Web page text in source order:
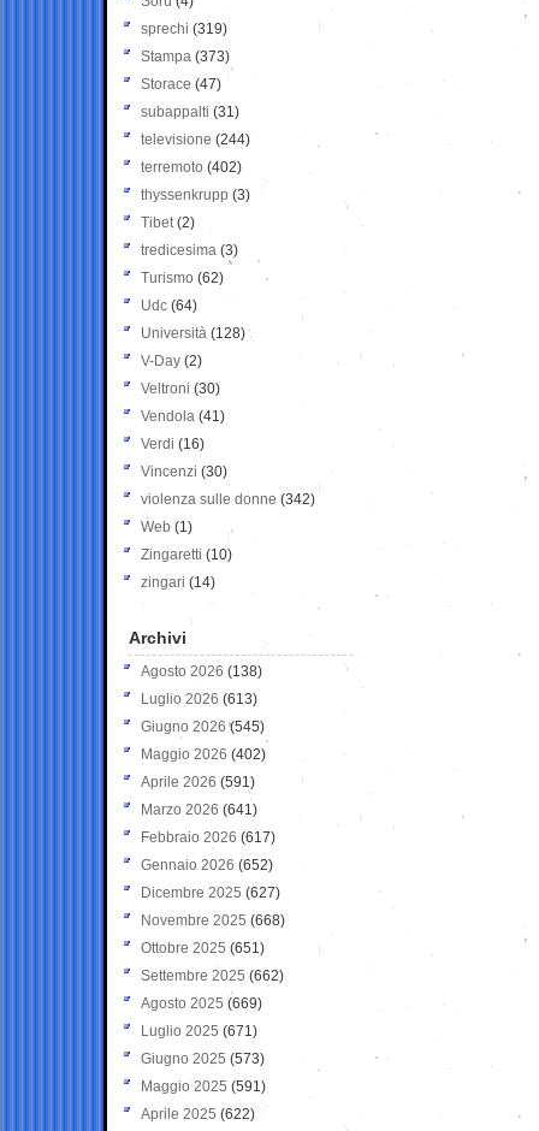
sprechi (319)
Stampa (373)
Storace (47)
subappalti (31)
televisione(244)
terremoto (402)
thyssenkrupp (3)
Tibet(2)
tredicesima (3)
Turismo (62)
Udc (64)
Università (128)
V-Day (2)
Veltroni (30)
Vendola (41)
Verdi (16)
Vincenzi (30)
violenza sulle donne (342)
Web (1)
Zingaretti (10)
zingari (14)
Archivi
Agosto 2026 (138)
Luglio 2026 (613)
Giugno 2026 (545)
Maggio 2026 (402)
Aprile 2026 (591)
Marzo 2026 (641)
Febbraio 2026 (617)
Gennaio 2026 (652)
Dicembre 2025 (627)
Novembre 2025 (668)
Ottobre 2025 (651)
Settembre 2025 (662)
Agosto 2025 (669)
Luglio 2025 (671)
Giugno 2025 (573)
Maggio 2025 (591)
Aprile 2025 (622)